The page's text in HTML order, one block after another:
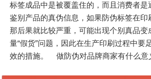
标签成品中是被覆盖住的，而且消费者是
鉴别产品的真伪信息，如果防伪标签在印
那后果就比较严重，可能出现个别真品变
量“假货”问题，因此在生产印刷过程中要
效的措施。 做防伪对品牌商家有什么意